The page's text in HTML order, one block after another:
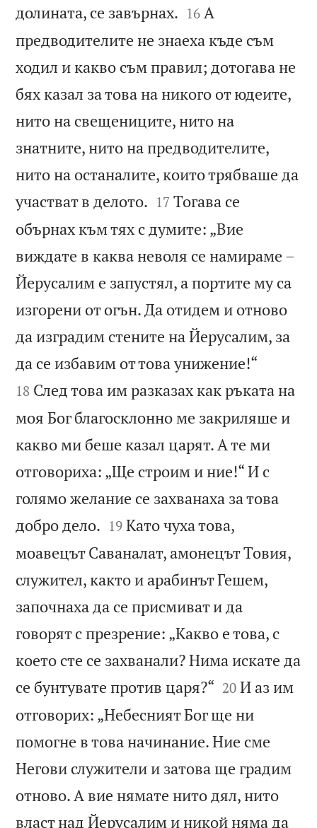
долината, се завърнах. 

16 А
предводителите не знаеха къде съм
ходил и какво съм правил; дотогава не
бях казал за това на никого от юдеите,
нито на свещениците, нито на
знатните, нито на предводителите,
нито на останалите, които трябваше да
участват в делото. 

17 Тогава се
обърнах към тях с думите: „Вие
виждате в каква неволя се намираме –
Йерусалим е запустял, а портите му са
изгорени от огън. Да отидем и отново
да изградим стените на Йерусалим, за
да се избавим от това унижение!“
18 След това им разказах как ръката на
моя Бог благосклонно ме закриляше и
какво ми беше казал царят. А те ми
отговориха: „Ще строим и ние!“ И с
голямо желание се захванаха за това
добро дело. 

19 Като чуха това,
моавецът Саваналат, амонецът Товия,
служител, както и арабинът Гешем,
започнаха да се присмиват и да
говорят с презрение: „Какво е това, с
което сте се захванали? Нима искате да
се бунтувате против царя?“ 

20 И аз им
отговорих: „Небесният Бог ще ни
помогне в това начинание. Ние сме
Негови служители и затова ще градим
отново. А вие нямате нито дял, нито
власт над Йерусалим и никой няма да